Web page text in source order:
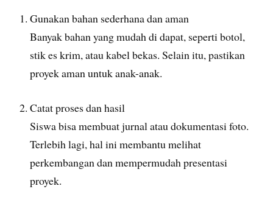
Gunakan bahan sederhana dan aman
Banyak bahan yang mudah di dapat, seperti botol,
stik es krim, atau kabel bekas. Selain itu, pastikan
proyek aman untuk anak-anak.
Catat proses dan hasil
Siswa bisa membuat jurnal atau dokumentasi foto.
Terlebih lagi, hal ini membantu melihat
perkembangan dan mempermudah presentasi
proyek.